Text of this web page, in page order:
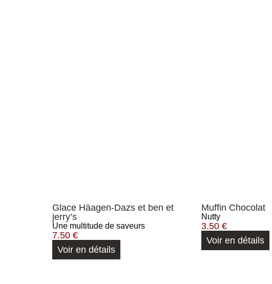
Glace Häagen-Dazs et ben et
jerry’s
Une multitude de saveurs
7.50 €
Voir en détails
Muffin Chocolat
Nutty
3.50 €
Voir en détails